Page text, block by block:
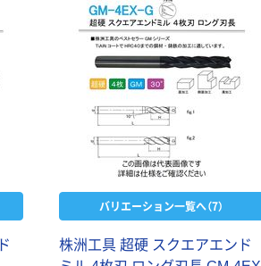
バリエーション一覧へ（7）
株洲工具 超硬 スクエアエンド